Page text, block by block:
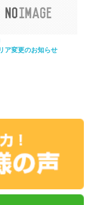
ア変更のお知らせ